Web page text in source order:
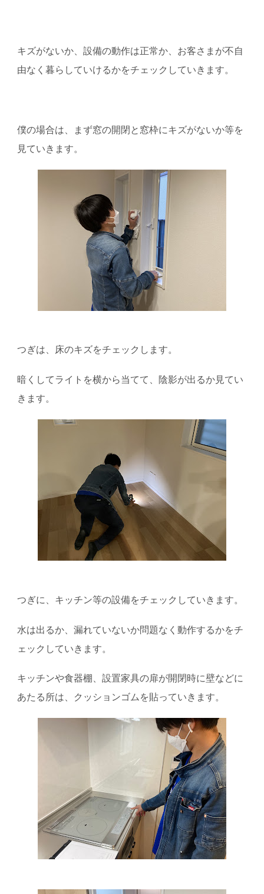
キズがないか、設備の動作は正常か、お客さまが不自
由なく暮らしていけるかをチェックしていきます。
僕の場合は、まず窓の開閉と窓枠にキズがないか等を
見ていきます。
つぎは、床のキズをチェックします。
暗くしてライトを横から当てて、陰影が出るか見てい
きます。
つぎに、キッチン等の設備をチェックしていきます。
水は出るか、漏れていないか問題なく動作するかをチ
ェックしていきます。
キッチンや食器棚、設置家具の扉が開閉時に壁などに
あたる所は、クッションゴムを貼っていきます。